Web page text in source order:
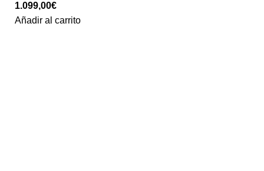
1.099,00€
Añadir al carrito